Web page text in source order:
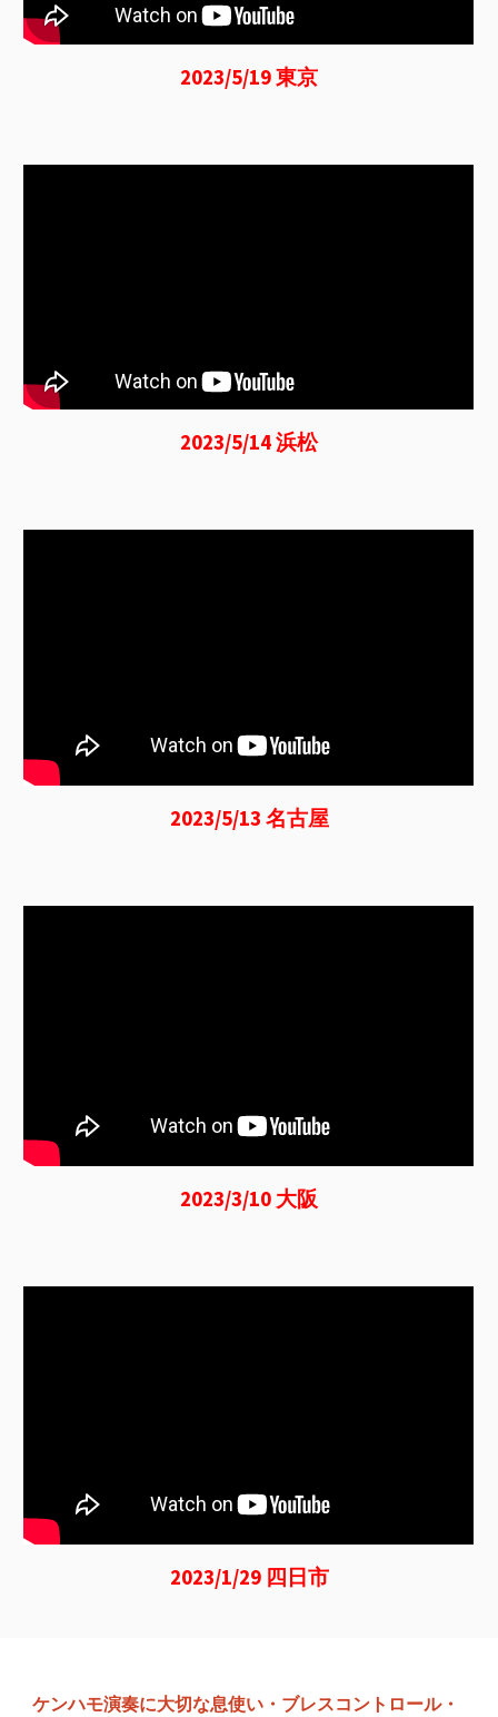
2023/5/19 東京
2023/5/14 浜松
2023/5/13 名古屋
2023/3/10 大阪
2023/1/29 四日市
ケンハモ演奏に大切な息使い・ブレスコントロール・